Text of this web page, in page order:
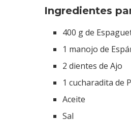
Ingredientes
400 g de
1 manojo de
2 dientes de Ajo
1 cucharadita de
Aceite
Sal